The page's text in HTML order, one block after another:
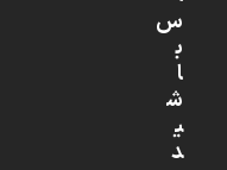
س
ب
ا
ش
ی
د